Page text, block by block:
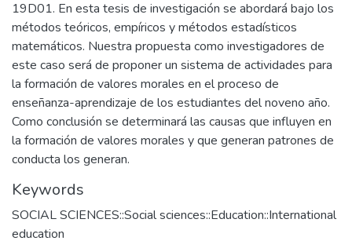
19D01. En esta tesis de investigación se abordará bajo los
métodos teóricos, empíricos y métodos estadísticos
matemáticos. Nuestra propuesta como investigadores de
este caso será de proponer un sistema de actividades para
la formación de valores morales en el proceso de
enseñanza-aprendizaje de los estudiantes del noveno año.
Como conclusión se determinará las causas que influyen en
la formación de valores morales y que generan patrones de
conducta los generan.
Keywords
SOCIAL SCIENCES::Social sciences::Education::International
education